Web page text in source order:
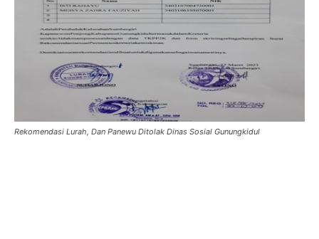
Rekomendasi Lurah, Dan Panewu Ditolak Dinas Sosial Gunungkidul